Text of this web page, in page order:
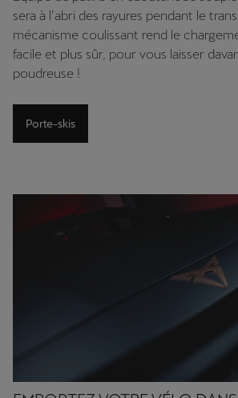
sera à l’abri des rayures pendant le
mécanisme coulissant rend le
facile et plus sûr, pour vous laisser
poudreuse !
Porte-skis